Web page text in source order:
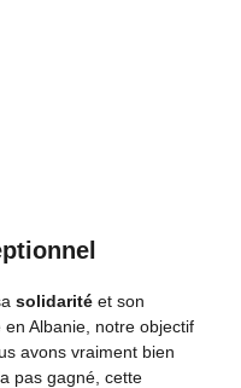
solidarité et son
Albanie, notre objectif
avons vraiment bien
pas gagné, cette